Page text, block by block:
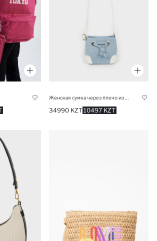
10497 KZT
34990 KZT